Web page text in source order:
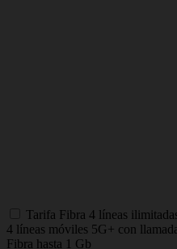
Tarifa Fibra 4 líneas
4 líneas móviles 5G+ con
Fibra hasta 1 Gb